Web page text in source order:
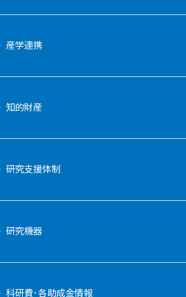
産学連携
知的財産
研究支援体制
研究機器
科研費･各助成金情報